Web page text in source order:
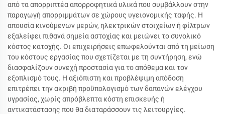
από τα απορριπτέα απορροφητικά υλικά που συμβάλλουν στην
παραγωγή απορριμμάτων σε χώρους υγειονομικής ταφής. Η
απουσία κινούμενων μερών, ηλεκτρικών στοιχείων ή φίλτρων
εξαλείφει πιθανά σημεία αστοχίας και μειώνει το συνολικό
κόστος κατοχής. Οι επιχειρήσεις επωφελούνται από τη μείωση
του κόστους εργασίας που σχετίζεται με τη συντήρηση, ενώ
διασφαλίζουν συνεχή προστασία για το απόθεμα και τον
εξοπλισμό τους. Η αξιόπιστη και προβλέψιμη απόδοση
επιτρέπει την ακριβή προϋπολογισμό των δαπανών ελέγχου
υγρασίας, χωρίς απρόβλεπτα κόστη επισκευής ή
αντικατάστασης που θα διαταράσσουν τις λειτουργίες.